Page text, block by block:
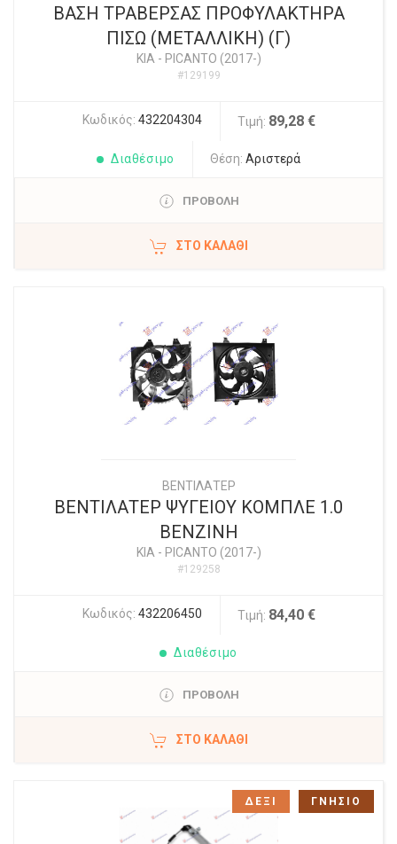
ΒΑΣΗ ΤΡΑΒΕΡΣΑΣ ΠΡΟΦΥΛΑΚΤΗΡΑ
ΠΙΣΩ (ΜΕΤΑΛΛΙΚΗ) (Γ)
KIA - PICANTO (2017-)
#129199
Κωδικός: 432204304 Τιμή: 89,28 €
Διαθέσιμο Θέση: Αριστερά
ΠΡΟΒΟΛΗ
ΣΤΟ ΚΑΛΆΘΙ
ΒΕΝΤΙΛΑΤΕΡ
ΒΕΝΤΙΛΑΤΕΡ ΨΥΓΕΙΟΥ ΚΟΜΠΛΕ 1.0
ΒΕΝΖΙΝΗ
KIA - PICANTO (2017-)
#129258
Κωδικός: 432206450 Τιμή: 84,40 €
Διαθέσιμο
ΠΡΟΒΟΛΗ
ΣΤΟ ΚΑΛΆΘΙ
ΔΕΞΙ ΓΝΗΣΙΟ